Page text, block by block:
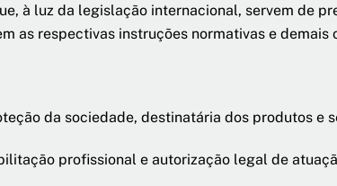
à luz da legislação internacional, servem de
as respectivas instruções normativas e demais
da sociedade, destinatária dos produtos e
profissional e autorização legal de